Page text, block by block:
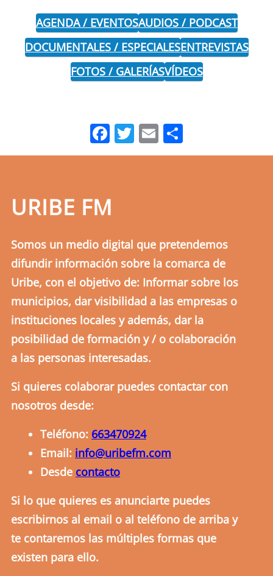
AGENDA / EVENTOSAUDIOS / PODCAST
DOCUMENTALES / ESPECIALESENTREVISTAS
FOTOS / GALERÍASVÍDEOS
Facebook
Twitter
Email
URIBE FM
Somos un medio digital que pretendemos
difundir información sobre la comarca de
Uribe, con el objetivo de: Informar sobre los
municipios, dar visibilidad a las empresas o
instituciones locales y además, dar la
posibilidad de formación y / o colaboración
a las personas interesadas.
Si quieres colaborar puedes contactar con
nosotros desde:
Teléfono: 663470924
Email: info@uribefm.com
Desde contacto
Si lo que quieres es anunciarte puedes
escribirnos al email o al teléfono de arriba y
te contaremos las múltiples formas que
existen para ello.